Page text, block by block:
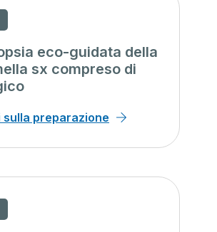
eco-guidata della
sx compreso di
sulla preparazione